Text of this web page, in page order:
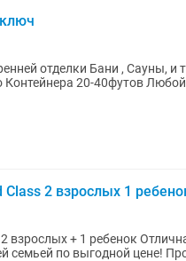
20-40футов
2 взрослых 1
взрослых + 1 ребенок
семьей по выгодной цене!